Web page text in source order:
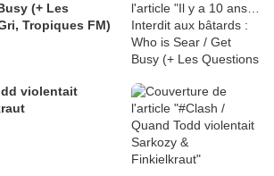
(+ Les
Tropiques FM)
violentait